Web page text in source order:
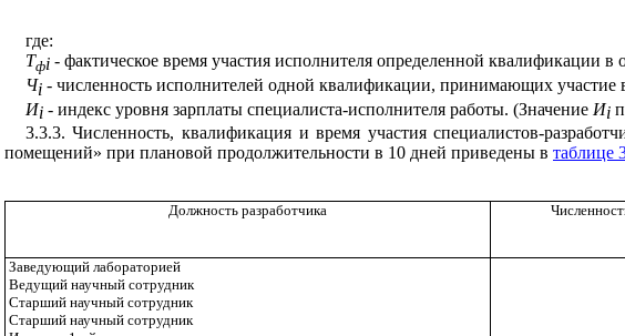
где:
Тфi- фактическое время участия исполнителя определенной квалификации в
Чi - численность исполнителей одной квалификации, принимающих участие
Иi - индекс уровня зарплаты специалиста-исполнителя работы. (Значение Иi
3.3.3. Численность, квалификация и время участия специалистов-
помещений» при плановой продолжительности в 10 дней приведены в таблице
Должность разработчика
Заведующий лабораторией
Ведущий научный сотрудник
Старший научный сотрудник
Старший научный сотрудник